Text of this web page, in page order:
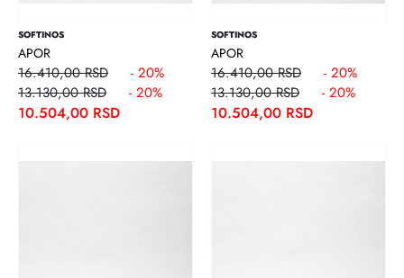
SOFTINOS
APOR
16.410,00 RSD
- 20%
13.130,00 RSD
- 20%
10.504,00 RSD
SOFTINOS
APOR
16.410,00 RSD
- 20%
13.130,00 RSD
- 20%
10.504,00 RSD